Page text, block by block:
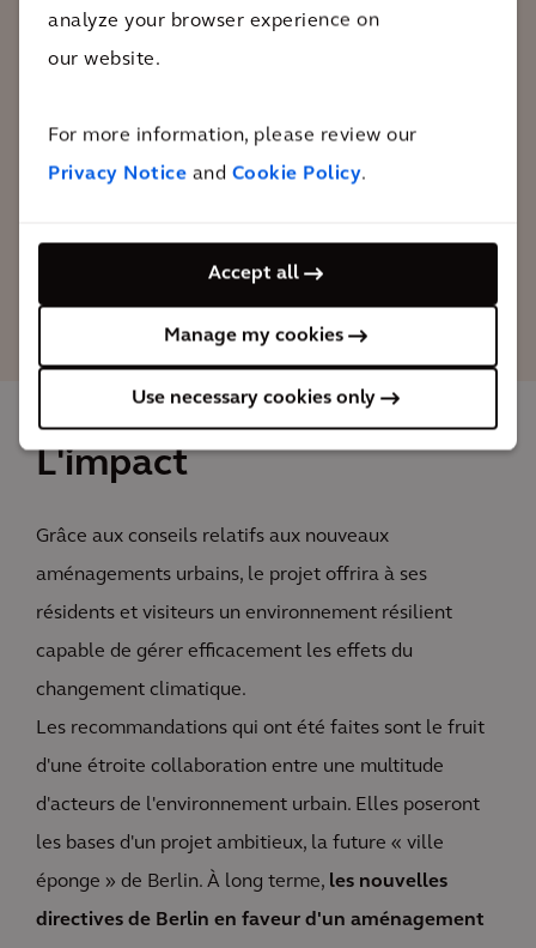
analyze your browser experience on
our website.
For more information, please review our
Privacy Notice and Cookie Policy.
Accept all
Manage my cookies
Use necessary cookies only
stratégique et collaborative s'est avérée
extrêmement bénéfique pour la gestion
lancement réussi du projet « Berlin, ville-
éponge ».
Solution Leader Water
Optimization
L'impact
Grâce aux conseils relatifs aux nouveaux
aménagements urbains, le projet offrira à ses
résidents et visiteurs un environnement résilient
capable de gérer efficacement les effets du
changement climatique.
Les recommandations qui ont été faites sont le fruit
d'une étroite collaboration entre une multitude
d'acteurs de l'environnement urbain. Elles poseront
les bases d'un projet ambitieux, la future « ville
éponge » de Berlin. À long terme, les nouvelles
directives de Berlin en faveur d'un aménagement